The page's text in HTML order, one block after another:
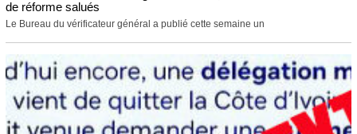
de réforme salués
Le Bureau du vérificateur général a publié cette semaine un